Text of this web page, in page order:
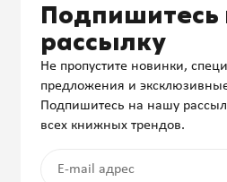
Подпишитесь
рассылку
Не пропустите новинки,
предложения и
Подпишитесь на нашу
всех книжных трендов.